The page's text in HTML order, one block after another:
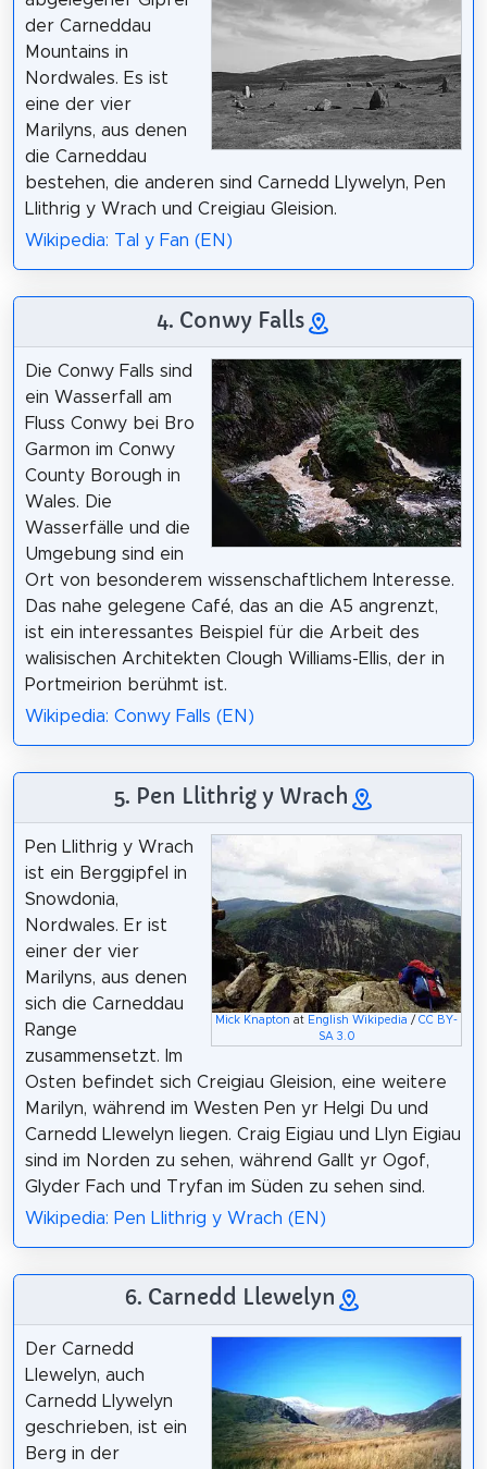
der Carneddau
Mountains in
Nordwales. Es ist
eine der vier
Marilyns, aus denen
die Carneddau
bestehen, die anderen sind Carnedd Llywelyn, Pen
Llithrig y Wrach und Creigiau Gleision.
Wikipedia: Tal y Fan (EN)
4. Conwy Falls
Die Conwy Falls sind
ein Wasserfall am
Fluss Conwy bei Bro
Garmon im Conwy
County Borough in
Wales. Die
Wasserfälle und die
Umgebung sind ein
Ort von besonderem wissenschaftlichem Interesse.
Das nahe gelegene Café, das an die A5 angrenzt,
ist ein interessantes Beispiel für die Arbeit des
walisischen Architekten Clough Williams-Ellis, der in
Portmeirion berühmt ist.
Wikipedia: Conwy Falls (EN)
5. Pen Llithrig y Wrach
Mick Knapton at English Wikipedia /CC BY-
SA 3.0
Pen Llithrig y Wrach
ist ein Berggipfel in
Snowdonia,
Nordwales. Er ist
einer der vier
Marilyns, aus denen
sich die Carneddau
Range
zusammensetzt. Im
Osten befindet sich Creigiau Gleision, eine weitere
Marilyn, während im Westen Pen yr Helgi Du und
Carnedd Llewelyn liegen. Craig Eigiau und Llyn Eigiau
sind im Norden zu sehen, während Gallt yr Ogof,
Glyder Fach und Tryfan im Süden zu sehen sind.
Wikipedia: Pen Llithrig y Wrach (EN)
6. Carnedd Llewelyn
Der Carnedd
Llewelyn, auch
Carnedd Llywelyn
geschrieben, ist ein
Berg in der